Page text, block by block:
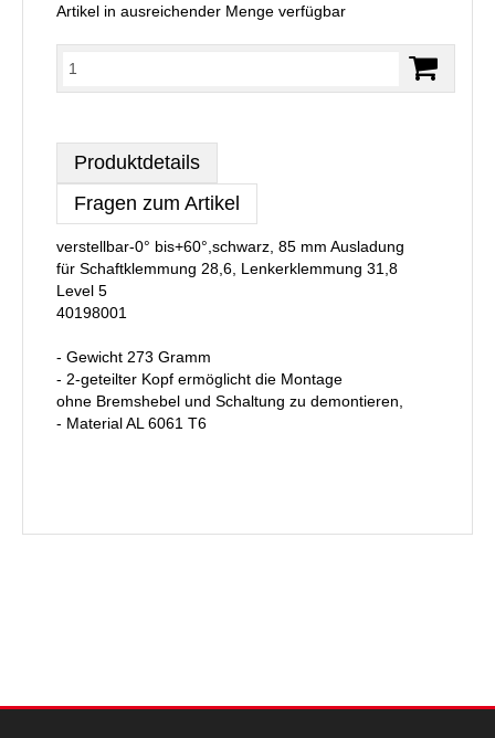
Artikel in ausreichender Menge verfügbar
Produktdetails
Fragen zum Artikel
verstellbar-0° bis+60°,schwarz, 85 mm Ausladung
für Schaftklemmung 28,6, Lenkerklemmung 31,8
Level 5
40198001
- Gewicht 273 Gramm
- 2-geteilter Kopf ermöglicht die Montage
ohne Bremshebel und Schaltung zu demontieren,
- Material AL 6061 T6